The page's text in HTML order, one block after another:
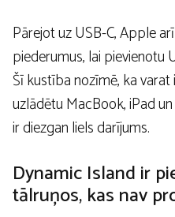
Pārejot uz USB-C, Apple
piederumus, lai pievienotu
Šī kustība nozīmē, ka
uzlādētu MacBook, iPad
ir diezgan liels darījums.
Dynamic Island ir
tālruņos, kas nav